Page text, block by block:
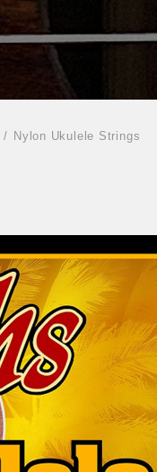
Nylon Ukulele Strings